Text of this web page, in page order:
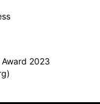
Award 2023